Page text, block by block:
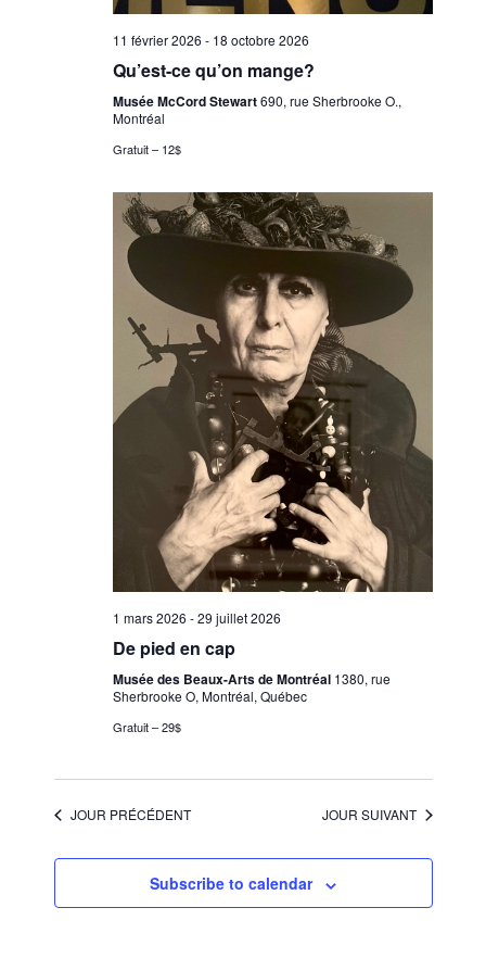
11 février 2026 - 18 octobre 2026
Qu’est-ce qu’on mange?
Musée McCord Stewart690, rue Sherbrooke O.,
Montréal
Gratuit – 12$
1 mars 2026 -29 juillet 2026
De pied en cap
Musée des Beaux-Arts de Montréal 1380, rue
Sherbrooke O, Montréal, Québec
Gratuit – 29$
JOUR PRÉCÉDENT JOUR SUIVANT
Subscribe to calendar